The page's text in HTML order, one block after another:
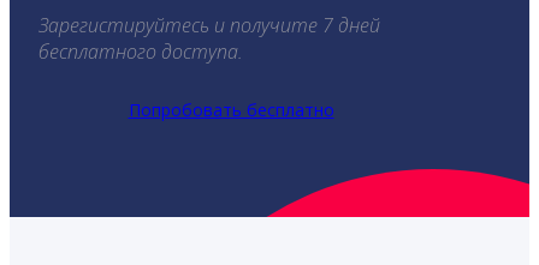
Зарегистируйтесь и получите 7 дней
бесплатного доступа.
Попробовать бесплатно